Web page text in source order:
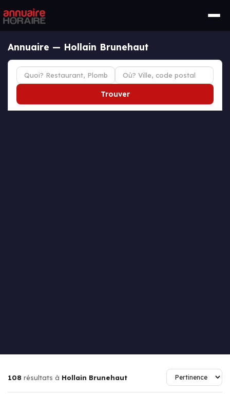
Annuaire — Hollain Brunehaut
Trouver
108 résultats à Hollain Brunehaut